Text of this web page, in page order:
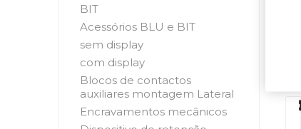
BIT
Acessórios BLU e BIT
sem display
com display
Blocos de contactos
auxiliares montagem Lateral
Encravamentos mecânicos